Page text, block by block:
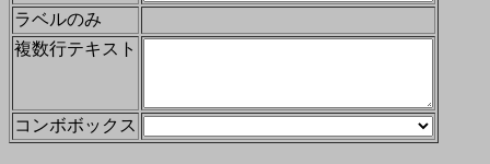
ラベルのみ
複数行テキスト
コンボボックス